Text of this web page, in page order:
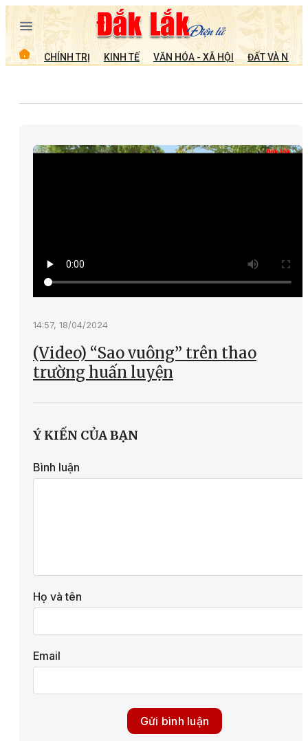
CHÍNH TRỊ KINH TẾ VĂN HÓA - XÃ HỘI ĐẤT VÀ
14:57, 18/04/2024
(Video) “Sao vuông” trên thao
trường huấn luyện
Ý KIẾN CỦA BẠN
Bình luận
Họ và tên
Email
Gửi bình luận